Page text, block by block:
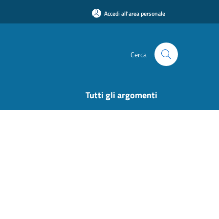
Accedi all'area personale
Cerca
Tutti gli argomenti